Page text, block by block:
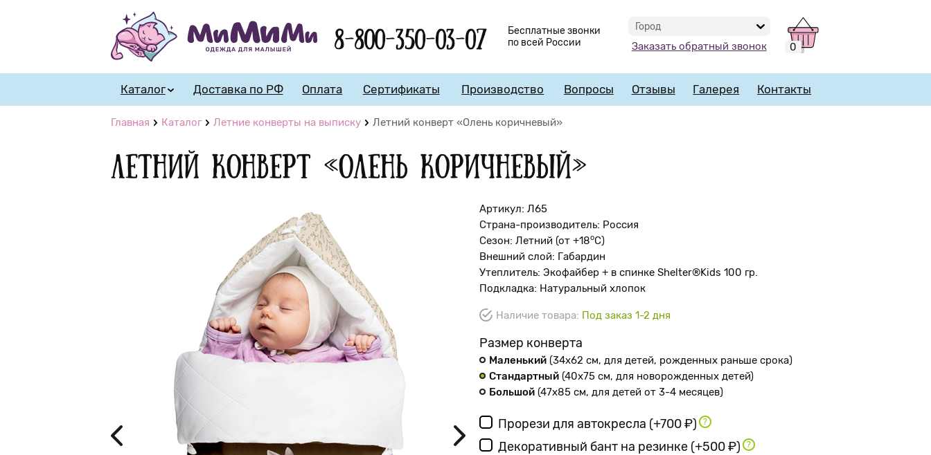
8-800-350-03-07
Бесплатные звонки
по всей России
Город
Заказать обратный звонок 0
Каталог Доставка по РФ Оплата Сертификаты Производство Вопросы Отзывы Галерея Контакты
Главная Каталог Летние конверты на выписку Летний конверт «Олень коричневый»
Летний конверт «Олень коричневый»
Артикул: Л65
Страна-производитель: Россия
Сезон: Летний (от +18оС)
Внешний слой: Габардин
Утеплитель: Экофайбер + в спинке Shelter®Kids 100 гр.
Подкладка: Натуральный хлопок
Наличие товара: Под заказ 1-2 дня
Размер конверта
Маленький (34х62 см, для детей, рожденных раньше срока)
Стандартный (40х75 см, для новорожденных детей)
Большой (47х85 см, для детей от 3-4 месяцев)
Прорези для автокресла (+700 ₽)
Декоративный бант на резинке (+500 ₽)